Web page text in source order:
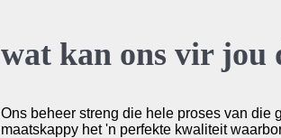
wat kan ons vir jou
Ons beheer streng die hele proses van die
maatskappy het 'n perfekte kwaliteit